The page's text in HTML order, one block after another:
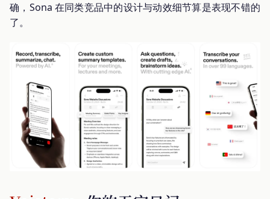
确，Sona 在同类竞品中的设计与动效细节算是表现不错的
了。